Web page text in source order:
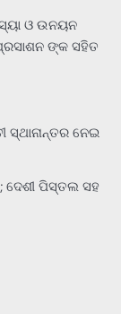
ଓ ଉନୟନ
ଙ୍କ ସହିତ
ସ୍ଥାନାନ୍ତର ନେଇ
ଦେଶୀ ପିସ୍ତଲ ସହ